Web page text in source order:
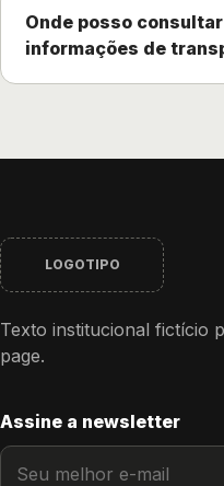
Onde posso
informações de
LOGOTIPO
Texto institucional fictício
page.
Assine a newsletter